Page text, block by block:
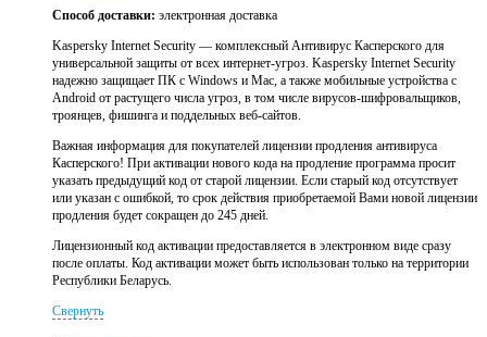
Способ доставки: электронная доставка
Kaspersky Internet Security — комплексный Антивирус Касперского для
универсальной защиты от всех интернет-угроз. Kaspersky Internet Security
надежно защищает ПК с Windows и Mac, а также мобильные устройства с
Android от растущего числа угроз, в том числе вирусов-шифровальщиков,
троянцев, фишинга и поддельных веб-сайтов.
Важная информация для покупателей лицензии продления антивируса
Касперского! При активации нового кода на продление программа просит
указать предыдущий код от старой лицензии. Если старый код отсутствует
или указан с ошибкой, то срок действия приобретаемой Вами новой лицензии
продления будет сокращен до 245 дней.
Лицензионный код активации предоставляется в электронном виде сразу
после оплаты. Код активации может быть использован только на территории
Республики Беларусь.
Свернуть